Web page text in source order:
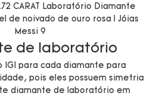
de laboratório
IGI para cada diamante para
pois eles possuem simetria
diamante de laboratório em